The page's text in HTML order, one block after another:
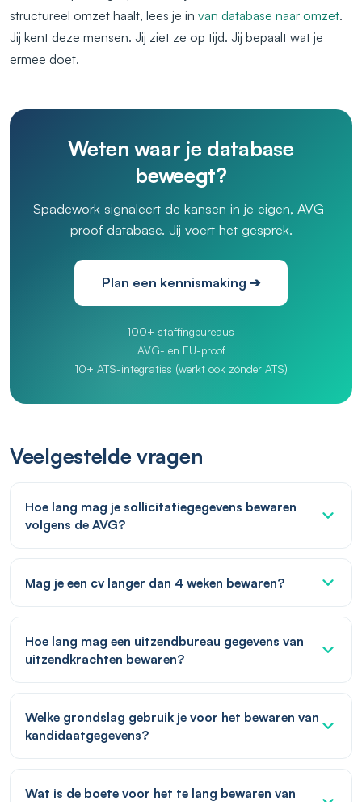
structureel omzet haalt, lees je in van database naar omzet.
Jij kent deze mensen. Jij ziet ze op tijd. Jij bepaalt wat je
ermee doet.
Weten waar je database
beweegt?
Spadework signaleert de kansen in je eigen, AVG-
proof database. Jij voert het gesprek.
Plan een kennismaking ➔
100+ staffingbureaus
AVG- en EU-proof
10+ ATS-integraties (werkt ook zónder ATS)
Veelgestelde vragen
Hoe lang mag je sollicitatiegegevens bewaren
volgens de AVG?
Mag je een cv langer dan 4 weken bewaren?
Hoe lang mag een uitzendbureau gegevens van
uitzendkrachten bewaren?
Welke grondslag gebruik je voor het bewaren van
kandidaatgegevens?
Wat is de boete voor het te lang bewaren van